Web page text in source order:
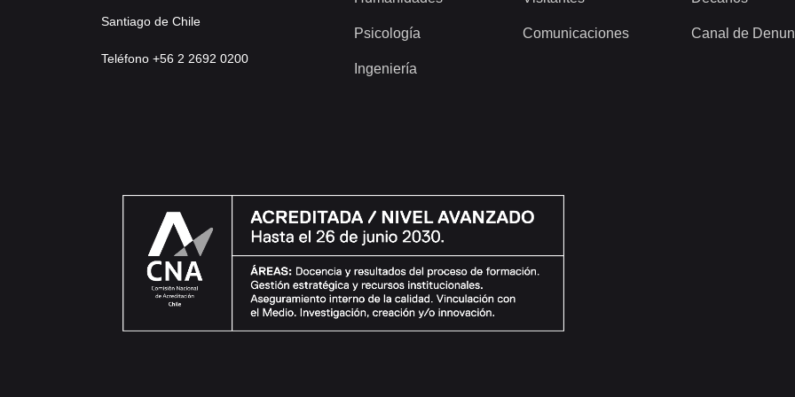
Santiago de Chile
Teléfono +56 2 2692 0200
Psicología
Ingeniería
Comunicaciones Canal de